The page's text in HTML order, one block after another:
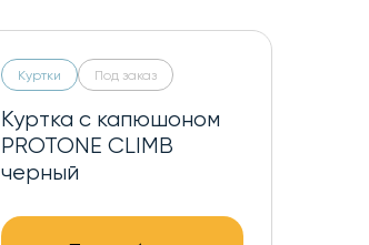
Куртки Под заказ
Куртка с капюшоном
PROTONE CLIMB
черный